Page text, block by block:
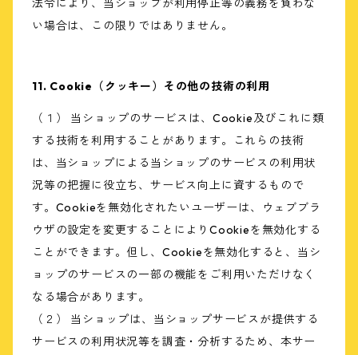
法令により、当ショップが利用停止等の義務を負わな
い場合は、この限りではありません。
11. Cookie（クッキー）その他の技術の利用
（１） 当ショップのサービスは、Cookie及びこれに類
する技術を利用することがあります。これらの技術
は、当ショップによる当ショップのサービスの利用状
況等の把握に役立ち、サービス向上に資するもので
す。Cookieを無効化されたいユーザーは、ウェブブラ
ウザの設定を変更することによりCookieを無効化する
ことができます。但し、Cookieを無効化すると、当シ
ョップのサービスの一部の機能をご利用いただけなく
なる場合があります。
（２） 当ショップは、当ショップサービスが提供する
サービスの利用状況等を調査・分析するため、本サー